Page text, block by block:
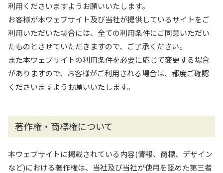
利用くださいますようお願いいたします。
お客様が本ウェブサイト及び当社が提供しているサイトをご
利用いただいた場合には、全ての利用条件にご同意いただい
たものとさせていただきますので、ご了承ください。
また本ウェブサイトの利用条件を必要に応じて変更する場合
がありますので、お客様がご利用される場合は、都度ご確認
くださいますようお願いいたします。
著作権・商標権について
本ウェブサイトに掲載されている内容(情報、商標、デザイン
など)における著作権は、当社及び当社が使用を認めた第三者